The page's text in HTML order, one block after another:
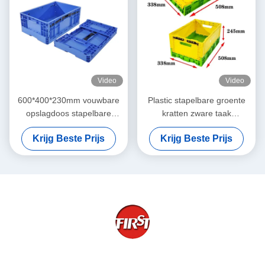
Video
600*400*230mm vouwbare
opslagdoos stapelbare
plastic producten
verplaatsende kratten
Krijg Beste Prijs
Video
Plastic stapelbare groente
kratten zware taak
opvouwbare plastic kratten
PP
Krijg Beste Prijs